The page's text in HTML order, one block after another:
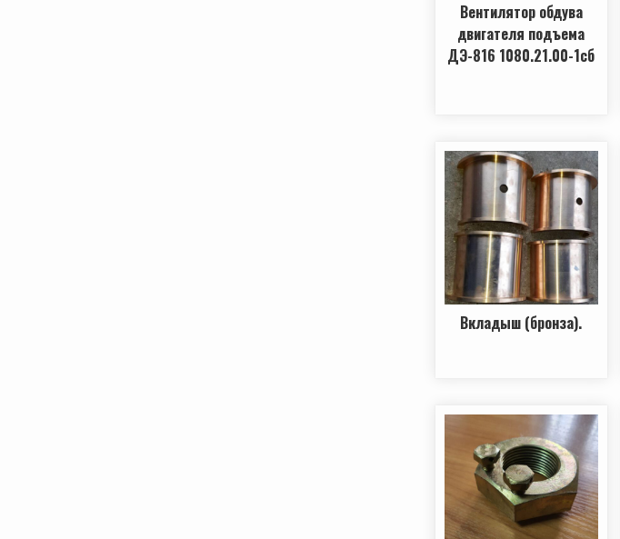
Вентилятор обдува
двигателя подъема
ДЭ-816 1080.21.00-1сб
Вкладыш (бронза).